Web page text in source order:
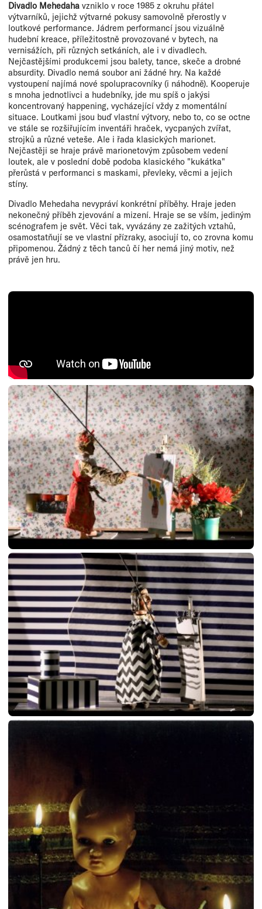
Divadlo Mehedaha vzniklo v roce 1985 z okruhu přátel
výtvarníků, jejichž výtvarné pokusy samovolně přerostly v
loutkové performance. Jádrem performancí jsou vizuálně
hudební kreace, příležitostně provozované v bytech, na
vernisážích, při různých setkáních, ale i v divadlech.
Nejčastějšími produkcemi jsou balety, tance, skeče a drobné
absurdity. Divadlo nemá soubor ani žádné hry. Na každé
vystoupení najímá nové spolupracovníky (i náhodně). Kooperuje
s mnoha jednotlivci a hudebníky, jde mu spíš o jakýsi
koncentrovaný happening, vycházející vždy z momentální
situace. Loutkami jsou buď vlastní výtvory, nebo to, co se octne
ve stále se rozšiřujícím inventáři hraček, vycpaných zvířat,
strojků a různé veteše. Ale i řada klasických marionet.
Nejčastěji se hraje právě marionetovým způsobem vedení
loutek, ale v poslední době podoba klasického "kukátka"
přerůstá v performanci s maskami, převleky, věcmi a jejich
stíny.
Divadlo Mehedaha nevypráví konkrétní příběhy. Hraje jeden
nekonečný příběh zjevování a mizení. Hraje se se vším, jediným
scénografem je svět. Věci tak, vyvázány ze zažitých vztahů,
osamostatňují se ve vlastní přízraky, asociují to, co zrovna komu
připomenou. Žádný z těch tanců čí her nemá jiný motiv, než
právě jen hru.